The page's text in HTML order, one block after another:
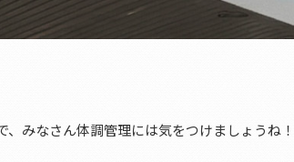
みなさん体調管理には気をつけましょうね！